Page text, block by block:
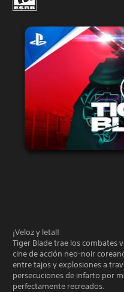
¡Veloz y letal!
Tiger Blade trae los combates
cine de acción neo-noir
entre tajos y explosiones a
persecuciones de infarto por
perfectamente recreados.